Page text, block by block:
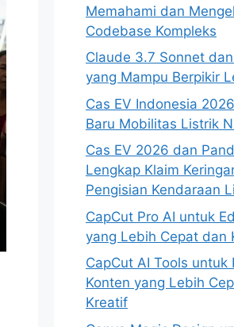
Memahami dan
Codebase Kompleks
Claude 3.7 Sonnet
yang Mampu Berpikir
Cas EV Indonesia
Baru Mobilitas Listrik
Cas EV 2026 dan
Lengkap Klaim
Pengisian Kendaraan
CapCut Pro AI untuk
yang Lebih Cepat dan
CapCut AI Tools untuk
Konten yang Lebih
Kreatif